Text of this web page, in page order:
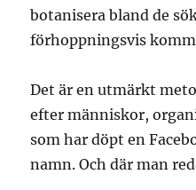
botanisera bland de
förhoppningsvis
Det är en utmärkt
efter människor,
som har döpt en
namn. Och där man